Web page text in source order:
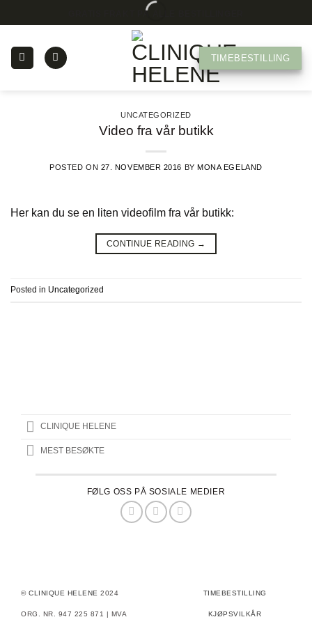
to
GRATIS FRAKT PÅ ALLE BESTILLINGER
TIMEBESTILLING
UNCATEGORIZED
Video fra vår butikk
POSTED ON 27. NOVEMBER 2016 BY MONA EGELAND
Her kan du se en liten videofilm fra vår butikk:
CONTINUE READING →
Posted in Uncategorized
CLINIQUE HELENE
MEST BESØKTE
FØLG OSS PÅ SOSIALE MEDIER
©CLINIQUE HELENE2024 TIMEBESTILLING
ORG. NR. 947 225 871 | MVA KJØPSVILKÅR